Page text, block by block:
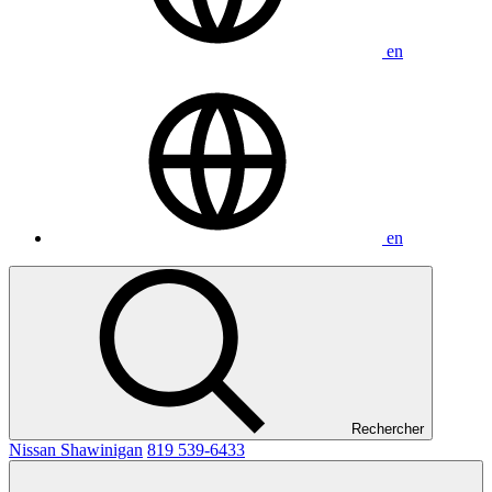
en
en
Rechercher
Nissan Shawinigan 819 539-6433